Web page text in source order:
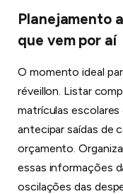
Planejamento
que vem por aí
O momento ideal
réveillon. Listar
matrículas
antecipar saídas de
orçamento.
essas informações
oscilações das